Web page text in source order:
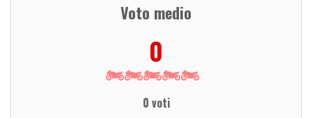
Voto medio
0
0 voti